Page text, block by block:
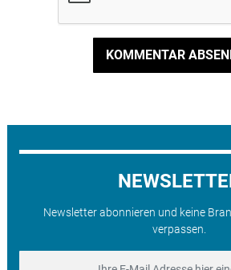
KOMMENTAR
Newsletter abonnieren und keine
verpassen.